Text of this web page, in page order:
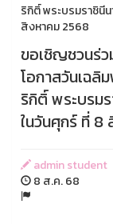
ริกิติ์ พระบรมราชินี
สิงหาคม 2568
ขอเชิญชวนร่
โอกาสวันเฉลิ
ริกิติ์ พระบรม
ในวันศุกร์ ที่ 8
admin student
8 ส.ค. 68